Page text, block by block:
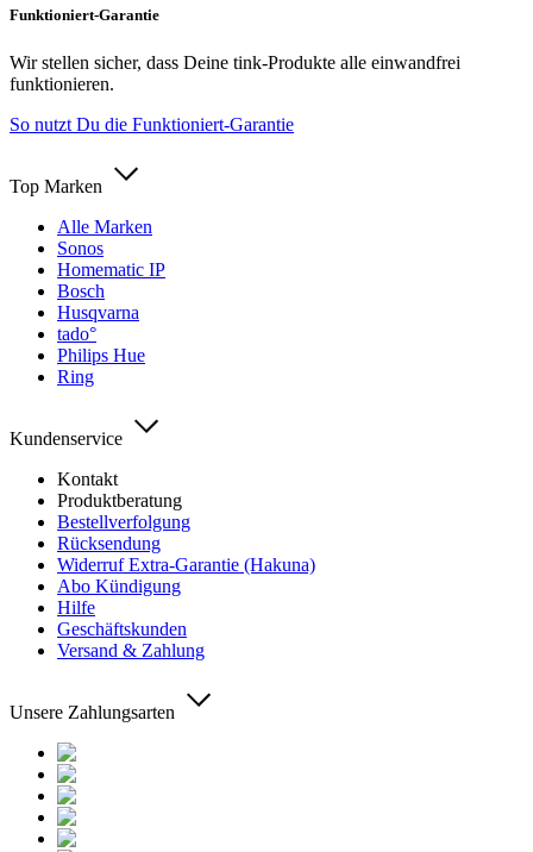
Funktioniert-Garantie
Wir stellen sicher, dass Deine tink-Produkte alle einwandfrei
funktionieren.
So nutzt Du die Funktioniert-Garantie
Top Marken
Alle Marken
Sonos
Homematic IP
Bosch
Husqvarna
tado°
Philips Hue
Ring
Kundenservice
Kontakt
Produktberatung
Bestellverfolgung
Rücksendung
Widerruf Extra-Garantie (Hakuna)
Abo Kündigung
Hilfe
Geschäftskunden
Versand & Zahlung
Unsere Zahlungsarten